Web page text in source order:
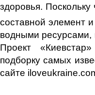
здоровья.
составной элемент
водными ресурсами,
Проект
подборку самых
сайте